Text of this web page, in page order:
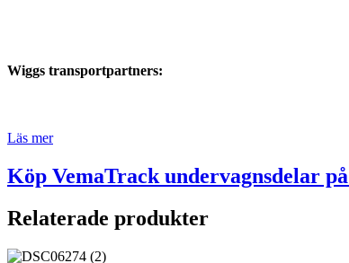
Wiggs transportpartners:
Läs mer
Köp VemaTrack undervagnsdelar
Relaterade produkter